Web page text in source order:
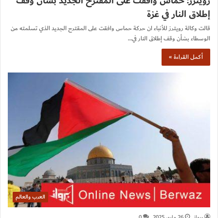
إطلاق النار في غزة
قالت وكالة رويترز للأنباء ان حركة حماس وافقت على المقترح الجديد الذي تسلمته من
الوسطاء بشأن وقف إطلاق النار في…
أكمل القراءة »
العرب والعالم